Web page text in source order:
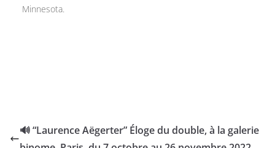
Minnesota.
🔊 “Laurence Aëgerter” Éloge du double, à la galerie